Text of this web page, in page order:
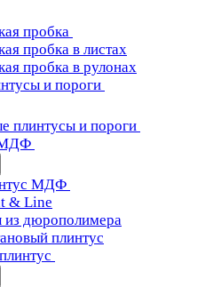
пробка
пробка в листах
пробка в рулонах
и пороги
плинтусы и пороги
МДФ
МДФ
& Line
из дюрополимера
плинтус